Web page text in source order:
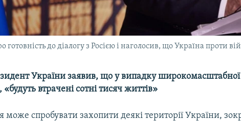
готовність до діалогу з Росією і наголосив, що Україна проти
України заявив, що у випадку
«будуть втрачені сотні тисяч життів»
може спробувати захопити деякі території України,